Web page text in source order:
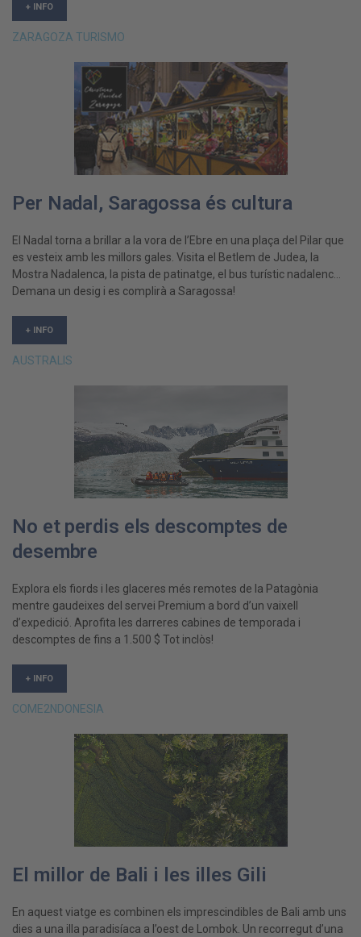
+ INFO
ZARAGOZA TURISMO
Per Nadal, Saragossa és cultura
El Nadal torna a brillar a la vora de l’Ebre en una plaça del Pilar que
es vesteix amb les millors gales. Visita el Betlem de Judea, la
Mostra Nadalenca, la pista de patinatge, el bus turístic nadalenc…
Demana un desig i es complirà a Saragossa!
+ INFO
AUSTRALIS
No et perdis els descomptes de
desembre
Explora els fiords i les glaceres més remotes de la Patagònia
mentre gaudeixes del servei Premium a bord d’un vaixell
d’expedició. Aprofita les darreres cabines de temporada i
descomptes de fins a 1.500 $ Tot inclòs!
+ INFO
COME2NDONESIA
El millor de Bali i les illes Gili
En aquest viatge es combinen els imprescindibles de Bali amb uns
dies a una illa paradisíaca a l’oest de Lombok. Un recorregut d’una